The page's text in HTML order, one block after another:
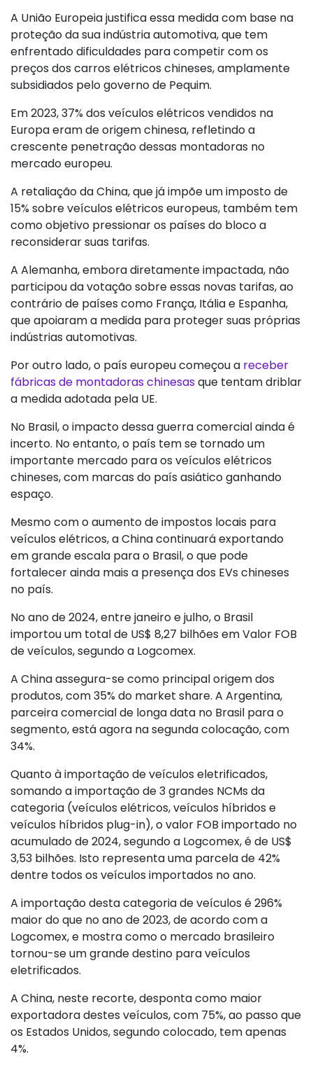
A União Europeia justifica essa medida com base na
proteção da sua indústria automotiva, que tem
enfrentado dificuldades para competir com os
preços dos carros elétricos chineses, amplamente
subsidiados pelo governo de Pequim.
Em 2023, 37% dos veículos elétricos vendidos na
Europa eram de origem chinesa, refletindo a
crescente penetração dessas montadoras no
mercado europeu.
A retaliação da China, que já impõe um imposto de
15% sobre veículos elétricos europeus, também tem
como objetivo pressionar os países do bloco a
reconsiderar suas tarifas.
A Alemanha, embora diretamente impactada, não
participou da votação sobre essas novas tarifas, ao
contrário de países como França, Itália e Espanha,
que apoiaram a medida para proteger suas próprias
indústrias automotivas.
Por outro lado, o país europeu começou a receber
fábricas de montadoras chinesasque tentam driblar
a medida adotada pela UE.
No Brasil, o impacto dessa guerra comercial ainda é
incerto. No entanto, o país tem se tornado um
importante mercado para os veículos elétricos
chineses, com marcas do país asiático ganhando
espaço.
Mesmo com o aumento de impostos locais para
veículos elétricos, a China continuará exportando
em grande escala para o Brasil, o que pode
fortalecer ainda mais a presença dos EVs chineses
no país.
No ano de 2024, entre janeiro e julho, o Brasil
importou um total de US$ 8,27 bilhões em Valor FOB
de veículos, segundo a Logcomex.
A China assegura-se como principal origem dos
produtos, com 35% do market share. A Argentina,
parceira comercial de longa data no Brasil para o
segmento, está agora na segunda colocação, com
34%.
Quanto à importação de veículos eletrificados,
somando a importação de 3 grandes NCMs da
categoria (veículos elétricos, veículos híbridos e
veículos híbridos plug-in), o valor FOB importado no
acumulado de 2024, segundo a Logcomex, é de US$
3,53 bilhões. Isto representa uma parcela de 42%
dentre todos os veículos importados no ano.
A importação desta categoria de veículos é 296%
maior do que no ano de 2023, de acordo com a
Logcomex, e mostra como o mercado brasileiro
tornou-se um grande destino para veículos
eletrificados.
A China, neste recorte, desponta como maior
exportadora destes veículos, com 75%, ao passo que
os Estados Unidos, segundo colocado, tem apenas
4%.